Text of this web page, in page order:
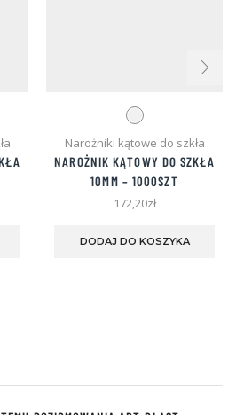
produktu
Narożniki kątowe do szkła
NAROŻNIK KĄTOWY DO SZKŁA
10MM – 1000SZT
172,20zł
DODAJ DO KOSZYKA